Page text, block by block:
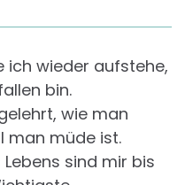
ich wieder aufstehe,
bin.
wie man
man müde ist.
sind mir bis